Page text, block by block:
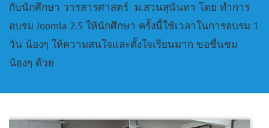
กับนักศึกษา วารสารศาสตร์ ม.สวนสุนันทา โดย ทำการ
อบรม Joomla 2.5 ให้นักศึกษา ครั้งนี้ใช้เวลาในการอบรม 1
วัน น้องๆ ให้ความสนใจและตั้งใจเรียนมาก ขอชื่นชม
น้องๆ ด้วย